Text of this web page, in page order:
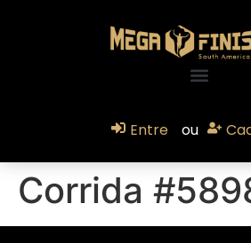
Entre ou
Corrida